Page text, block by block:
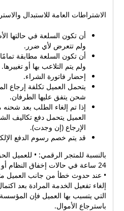
الاشتراطات العامة للاستبدال
أن تكون السلعة في حالتها
ولم تتعرض لأي ضرر.
أن تكون السلعة مطابقة
ولم يتم التلاعب بها أو تغييرها.
إحضار فاتورة الشراء.
يتحمل العميل تكلفة إرجاع
شحن يتفق عليها الطرفان.
إذا تم إلغاء الطلب بعد
العميل يتحمل دفع تكاليف
الإرجاع (إن وجدت).
قد يتم خصم رسوم الدفع
بالنسبة للمتجر الرقمي: • للعميل
24 ساعة في حالات إخفاق النظام أو تعطل استجابته.
• عند حدوث خطأ من جانب العميل
إلغاء تفعيل الخدمة المرادة بعد
التي يتسبب بها العميل فإن
باسترجاع الأموال.